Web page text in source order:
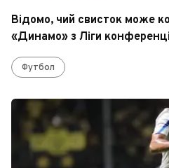
Відомо, чий свисток може
«Динамо» з Ліги
Футбол